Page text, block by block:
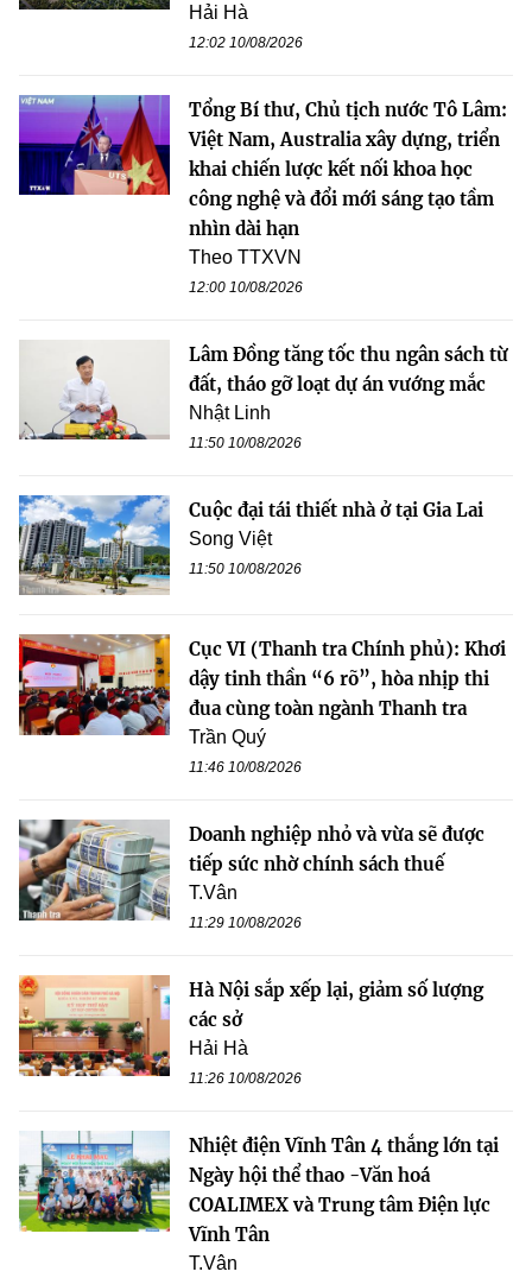
Hải Hà
12:02 10/08/2026
Tổng Bí thư, Chủ tịch nước Tô Lâm:
Việt Nam, Australia xây dựng, triển
khai chiến lược kết nối khoa học
công nghệ và đổi mới sáng tạo tầm
nhìn dài hạn
Theo TTXVN
12:00 10/08/2026
Lâm Đồng tăng tốc thu ngân sách từ
đất, tháo gỡ loạt dự án vướng mắc
Nhật Linh
11:50 10/08/2026
Cuộc đại tái thiết nhà ở tại Gia Lai
Song Việt
11:50 10/08/2026
Cục VI (Thanh tra Chính phủ): Khơi
dậy tinh thần “6 rõ”, hòa nhịp thi
đua cùng toàn ngành Thanh tra
Trần Quý
11:46 10/08/2026
Doanh nghiệp nhỏ và vừa sẽ được
tiếp sức nhờ chính sách thuế
T.Vân
11:29 10/08/2026
Hà Nội sắp xếp lại, giảm số lượng
các sở
Hải Hà
11:26 10/08/2026
Nhiệt điện Vĩnh Tân 4 thắng lớn tại
Ngày hội thể thao -Văn hoá
COALIMEX và Trung tâm Điện lực
Vĩnh Tân
T.Vân